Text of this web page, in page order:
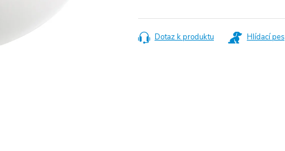
cena:
Dotaz k produktu Hlídací pes